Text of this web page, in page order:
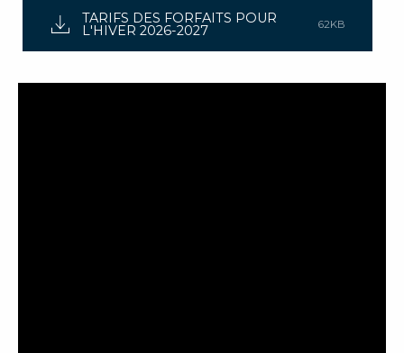
TARIFS DES FORFAITS POUR
L'HIVER 2026-2027 62KB